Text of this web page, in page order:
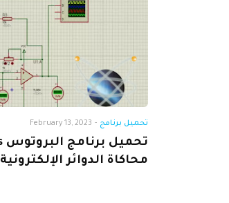
تحميل برنامج -
February 13, 2023
محاكاة الدوائر الإلكترونية